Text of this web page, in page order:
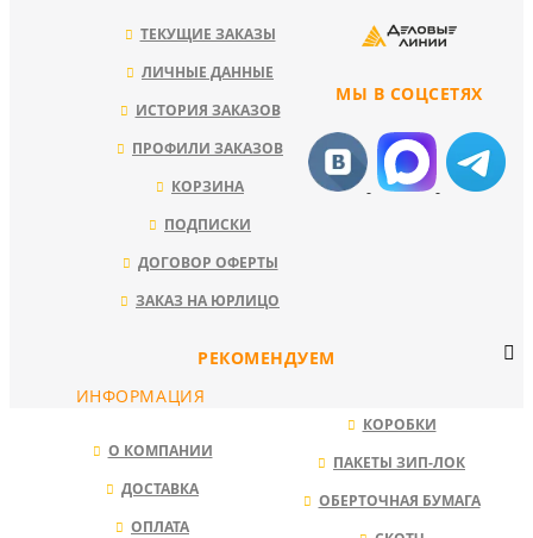
МЫ В СОЦСЕТЯХ
ТЕКУЩИЕ ЗАКАЗЫ
ЛИЧНЫЕ ДАННЫЕ
ИСТОРИЯ ЗАКАЗОВ
ПРОФИЛИ ЗАКАЗОВ
КОРЗИНА
ПОДПИСКИ
ДОГОВОР ОФЕРТЫ
ЗАКАЗ НА ЮРЛИЦО
РЕКОМЕНДУЕМ
КОРОБКИ
ПАКЕТЫ ЗИП-ЛОК
ОБЕРТОЧНАЯ БУМАГА
ИНФОРМАЦИЯ
О КОМПАНИИ
ДОСТАВКА
ОПЛАТА